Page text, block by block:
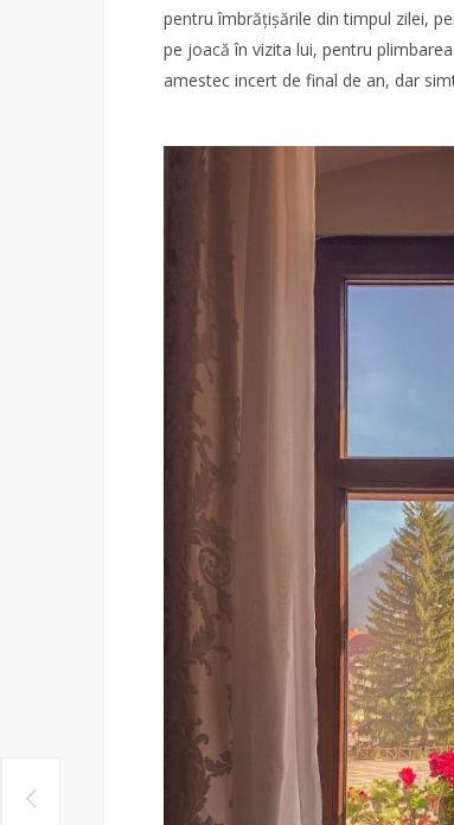
pentru îmbrățișările din timpul zilei,
pe joacă în vizita lui, pentru
amestec incert de final de an, dar